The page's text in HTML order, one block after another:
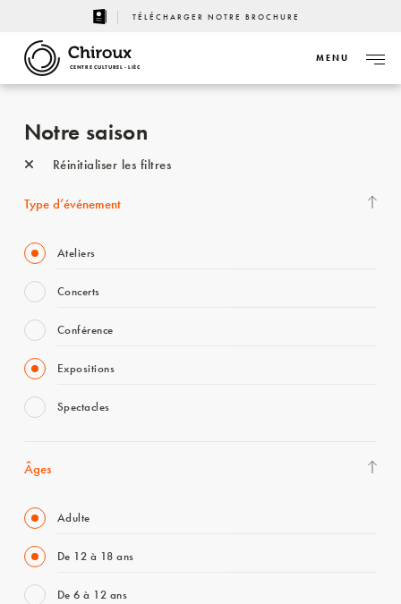
TÉLÉCHARGER NOTRE BROCHURE
CENTRE CULTUREL - LIÈGE
MENU
Notre saison
Réinitialiser les filtres
Type d’événement
Ateliers
Concerts
Conférence
Expositions
Spectacles
Âges
Adulte
De 12 à 18 ans
De 6 à 12 ans